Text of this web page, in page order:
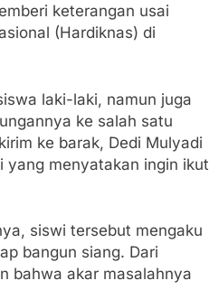
keterangan usai
(Hardiknas) di
laki-laki, namun juga
ke salah satu
ke barak, Dedi Mulyadi
yang menyatakan ingin ikut
siswi tersebut mengaku
bangun siang. Dari
bahwa akar masalahnya